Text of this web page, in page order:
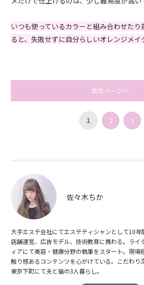
いつも使っているカラーと組み合わせた
ると、失敗せずに自分らしいオレンジメイ
次のページへ
1 2 3
佐々木ちか
大手エステ会社にてエステティシャンとして10年
店舗運営、広告モデル、技術教育に携わる。ライ
ィアにて美容・健康分野の執筆をスタート。現場
触り感あるコンテンツを心がけている。こだわり
東京下町にて夫と猫の3人暮らし。